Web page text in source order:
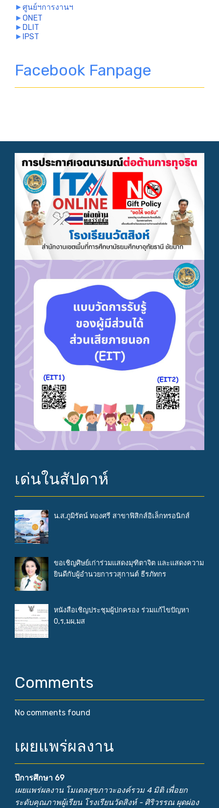
►ศูนย์ฯการงานฯ
► ONET
► DLIT
► IPST
Facebook Fanpage
เด่นในสัปดาห์
น.ส.ภูมิรัตน์ ทองศรี สาขาฟิสิกส์อิเล็กทรอนิกส์
ขอเชิญศิษย์เก่าร่วมแสดงมุฑิตาจิต และแสดงความ
ยินดีกับผู้อำนวยการวสุกานต์ ธีรภัทกร
หนังสือเชิญประชุมผู้ปกครอง ร่วมแก้ไขปัญหา
0,ร,มผ,มส
Comments
No comments found
เผยแพร่ผลงาน
ปีการศึกษา 69
เผยแพร่ผลงาน โมเดลสุขภาวะองค์รวม 4 มิติ เพื่อยก
ระดับคุณภาพผู้เรียน โรงเรียนวัดสิงห์ - ศิริวรรณ ผุดผ่อง